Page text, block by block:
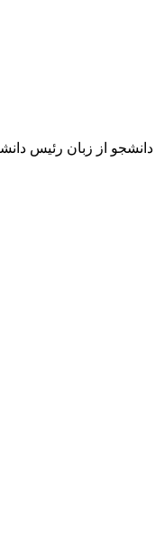
زبان رئیس دانشگاه